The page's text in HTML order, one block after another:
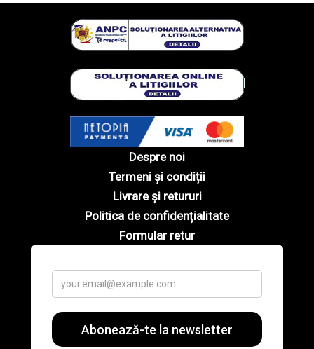
Despre noi
Termeni și condiții
Livrare și retururi
Politica de confidențialitate
Formular retur